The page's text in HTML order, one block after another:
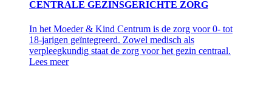
CENTRALE GEZINSGERICHTE ZORG
In het Moeder & Kind Centrum is de zorg voor 0- tot
18-jarigen geïntegreerd. Zowel medisch als
verpleegkundig staat de zorg voor het gezin centraal.
Lees meer